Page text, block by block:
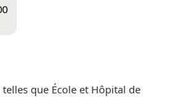
que École et Hôpital de